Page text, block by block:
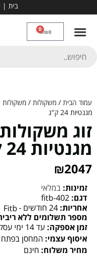
בית |
₪0
0
עמוד הבית / משקולות / משקולות
מגנטיות 24 ק"ג
זוג
מגנטיות 24 ק"ג
₪2047
זמינות: במלאי
דגם: fitb-402
אחריות: 24 חודשים -
Fitb
מספר תשלומים ללא
זמן אספקה: עד 14 ימי עסקים
איסוף עצמי: המחסן בפתח
מחיר משלוח: חינם